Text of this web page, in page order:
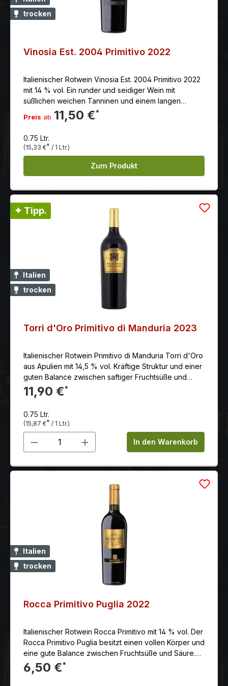
trocken
Vinosia Est. 2004 Primitivo 2022
Italienischer Rotwein Vinosia Est. 2004 Primitivo 2022
mit 14 % vol. Ein runder und seidiger Wein mit
süßlichen weichen Tanninen und einem langen
Nachgang. Aus handgelesenen Tauben der besten
Lagen Vinosia‘s gewonnen.
Preis ab 11,50 €*
0.75 Ltr.
(15,33 €* / 1 Ltr.)
Zum Produkt
✦ Tipp.
Italien
trocken
Torri d'Oro Primitivo di Manduria 2023
Italienischer Rotwein Primitivo di Manduria Torri d'Oro
aus Apulien mit 14,5 % vol. Kräftige Struktur und einer
guten Balance zwischen saftiger Fruchtsüße und
Säure.
11,90 €*
0.75 Ltr.
(15,87 €* / 1 Ltr.)
Produkt Anzahl: Gib denIn den Warenkorb
Italien
trocken
Rocca Primitivo Puglia 2022
Italienischer Rotwein Rocca Primitivo mit 14 % vol. Der
Rocca Primitivo Puglia besitzt einen vollen Körper und
eine gute Balance zwischen Fruchtsüße und Säure.
Der Abgang ist wunderbar weich und fruchtig. Das
Weinimperium Angelo Rocca & Figli wurde 1880 von
6,50 €*